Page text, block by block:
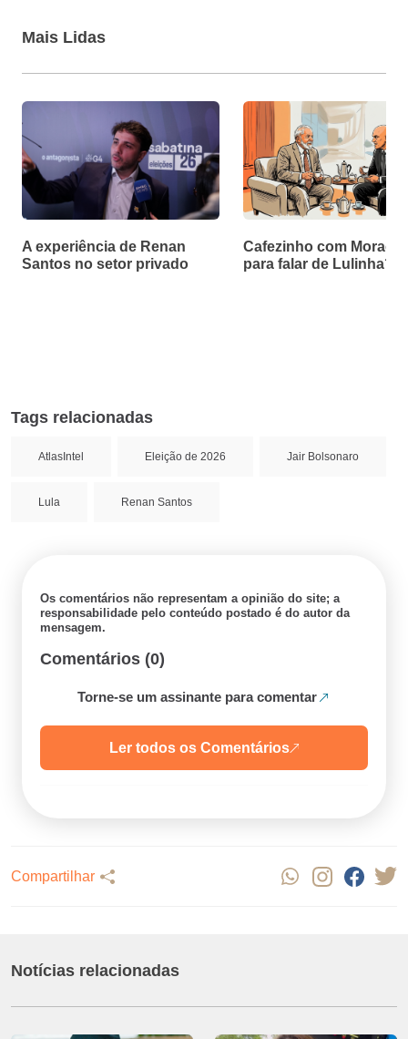
Mais Lidas
A experiência de Renan
Santos no setor privado
Cafezinho com Moraes
para falar de Lulinha?
Tags relacionadas
AtlasIntel Eleição de 2026 Jair Bolsonaro
Lula Renan Santos
Os comentários não representam a opinião do site; a
responsabilidade pelo conteúdo postado é do autor da
mensagem.
Comentários (0)
Torne-se um assinante para comentar
Ler todos os Comentários
Compartilhar
Notícias relacionadas